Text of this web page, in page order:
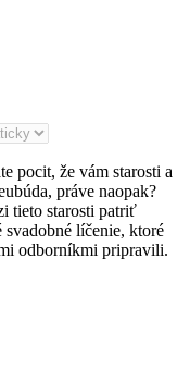
pocit, že vám starosti a
práve naopak?
tieto starosti patriť
svadobné líčenie, ktoré
odborníkmi pripravili.